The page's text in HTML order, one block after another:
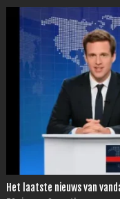
Het laatste nieuws van